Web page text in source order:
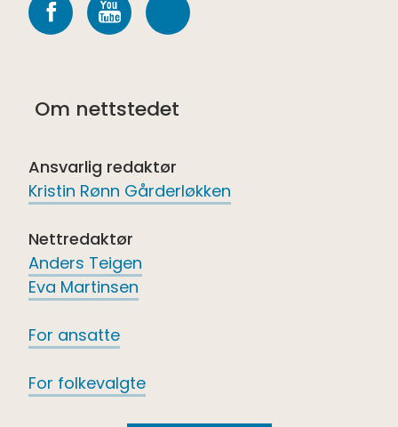
FacebookyoutubeSpotify
Om nettstedet
Ansvarlig redaktør
Kristin Rønn Gårderløkken
Nettredaktør
Anders Teigen
Eva Martinsen
For ansatte
For folkevalgte